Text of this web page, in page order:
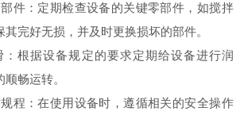
：定期检查设备的关键零部件，如搅拌
完好无损，并及时更换损坏的部件。
据设备规定的要求定期给设备进行润
畅运转。
：在使用设备时，遵循相关的安全操作